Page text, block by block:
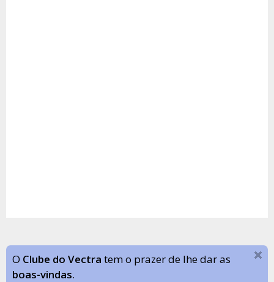
O Clube do Vectra tem o prazer de lhe dar as
boas-vindas.